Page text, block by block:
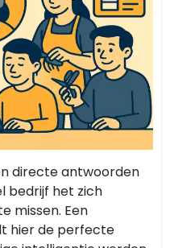
directe antwoorden
bedrijf het zich
missen. Een
hier de perfecte